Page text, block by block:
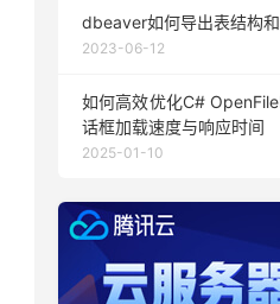
dbeaver如何导出表结构
2023-06-12
如何高效优化C#
话框加载速度与响应时间
2025-01-10